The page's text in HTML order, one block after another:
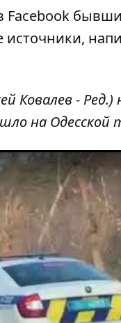
Facebook
источники,
Ковалев - Ред.)
на Одесской